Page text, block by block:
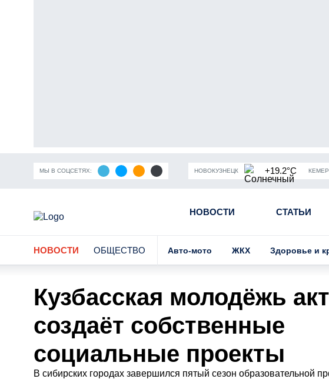
МЫ В СОЦСЕТЯХ: НОВОКУЗНЕЦК +19.2°C
НОВОСТИ СТАТЬИ
Кузбасса Пандемия коронавирусной инфекции Частичная
НОВОСТИ ОБЩЕСТВО Авто-мото ЖКХ Здоровье и
Кузбасская молодёжь
создаёт собственные
социальные проекты
В сибирских городах завершился пятый сезон образовательной